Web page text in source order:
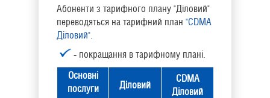
Абоненти з тарифного плану "Діловий"
переводяться на тарифний план "CDMA
Діловий".
- покращання в тарифному плані.
Основні
послуги
Діловий
CDMA
Діловий